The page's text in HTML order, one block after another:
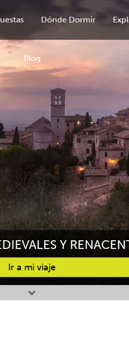
Dónde Dormir
Blog
Y
Ir a mi viaje